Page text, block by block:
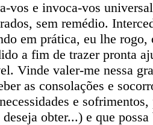
vos e invoca-vos
sem remédio.
em prática, eu lhe
a fim de trazer pronta
Vinde valer-me nessa
as consolações e
e
obter...) e que